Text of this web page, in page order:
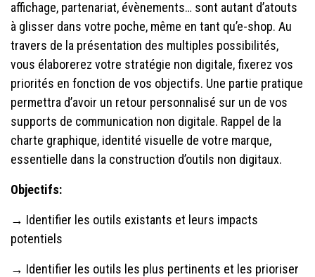
affichage, partenariat, évènements… sont autant d’atouts
à glisser dans votre poche, même en tant qu’e-shop. Au
travers de la présentation des multiples possibilités,
vous élaborerez votre stratégie non digitale, fixerez vos
priorités en fonction de vos objectifs. Une partie pratique
permettra d’avoir un retour personnalisé sur un de vos
supports de communication non digitale. Rappel de la
charte graphique, identité visuelle de votre marque,
essentielle dans la construction d’outils non digitaux.
Objectifs:
→ Identifier les outils existants et leurs impacts
potentiels
→ Identifier les outils les plus pertinents et les prioriser